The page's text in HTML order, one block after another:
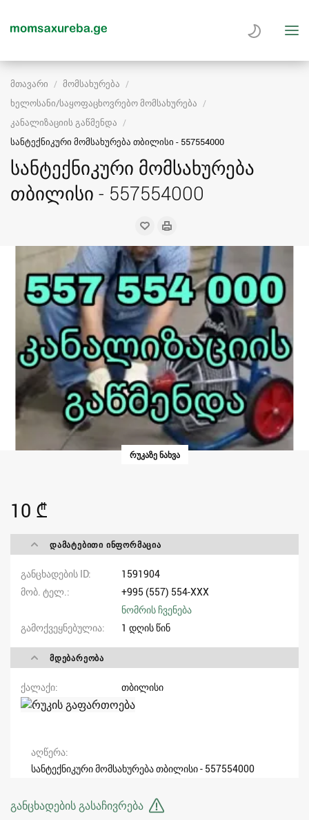
მთავარი
მომსახურება
ხელოსანი/საყოფაცხოვრებო მომსახურება
კანალიზაციის გაწმენდა
სანტექნიკური მომსახურება თბილისი - 557554000
სანტექნიკური მომსახურება
თბილისი - 557554000
ᲠᲣᲙᲐᲖᲔ ᲜᲐᲮᲕᲐ
10 ₾
ᲓᲐᲛᲐᲢᲔᲑᲘᲗᲘ ᲘᲜᲤᲝᲠᲛᲐᲪᲘᲐ
განცხადების ID
1591904
მობ. ტელ.
+995 (557) 554-XXX
ნომრის ჩვენება
გამოქვეყნებულია
1 დღის წინ
ᲛᲓᲔᲑᲐᲠᲔᲝᲑᲐ
ქალაქი თბილისი
აღწერა
სანტექნიკური მომსახურება თბილისი - 557554000
განცხადების გასაჩივრება